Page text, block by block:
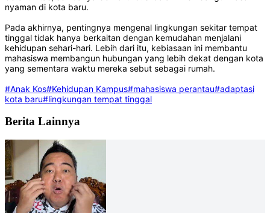
nyaman di kota baru.
Pada akhirnya, pentingnya mengenal lingkungan sekitar tempat
tinggal tidak hanya berkaitan dengan kemudahan menjalani
kehidupan sehari-hari. Lebih dari itu, kebiasaan ini membantu
mahasiswa membangun hubungan yang lebih dekat dengan kota
yang sementara waktu mereka sebut sebagai rumah.
#Anak Kos#Kehidupan Kampus#mahasiswa perantau#adaptasi
kota baru#lingkungan tempat tinggal
Berita Lainnya